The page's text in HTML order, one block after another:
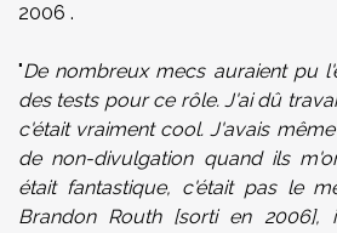
2006 .
"De nombreux mecs auraient pu
des tests pour ce rôle. J'ai dû
c'était vraiment cool. J'avais
de non-divulgation quand ils
était fantastique, c'était pas le
Brandon Routh [sorti en 2006],